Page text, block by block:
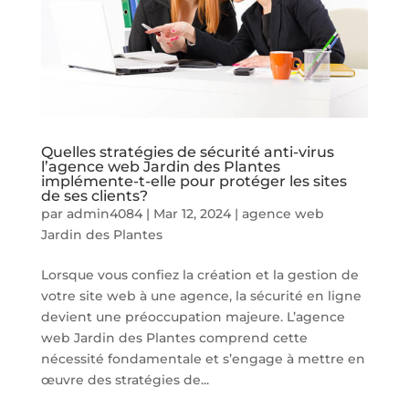
Quelles stratégies de sécurité anti-virus
l’agence web Jardin des Plantes
implémente-t-elle pour protéger les sites
de ses clients?
par admin4084| Mar 12, 2024| agence web
Jardin des Plantes
Lorsque vous confiez la création et la gestion de
votre site web à une agence, la sécurité en ligne
devient une préoccupation majeure. L’agence
web Jardin des Plantes comprend cette
nécessité fondamentale et s’engage à mettre en
œuvre des stratégies de...